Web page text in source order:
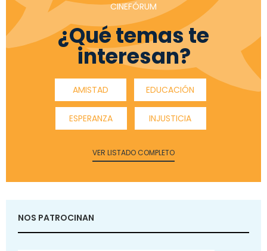
CINEFÓRUM
¿Qué temas te
interesan?
AMISTAD EDUCACIÓN
ESPERANZA INJUSTICIA
VER LISTADO COMPLETO
NOS PATROCINAN